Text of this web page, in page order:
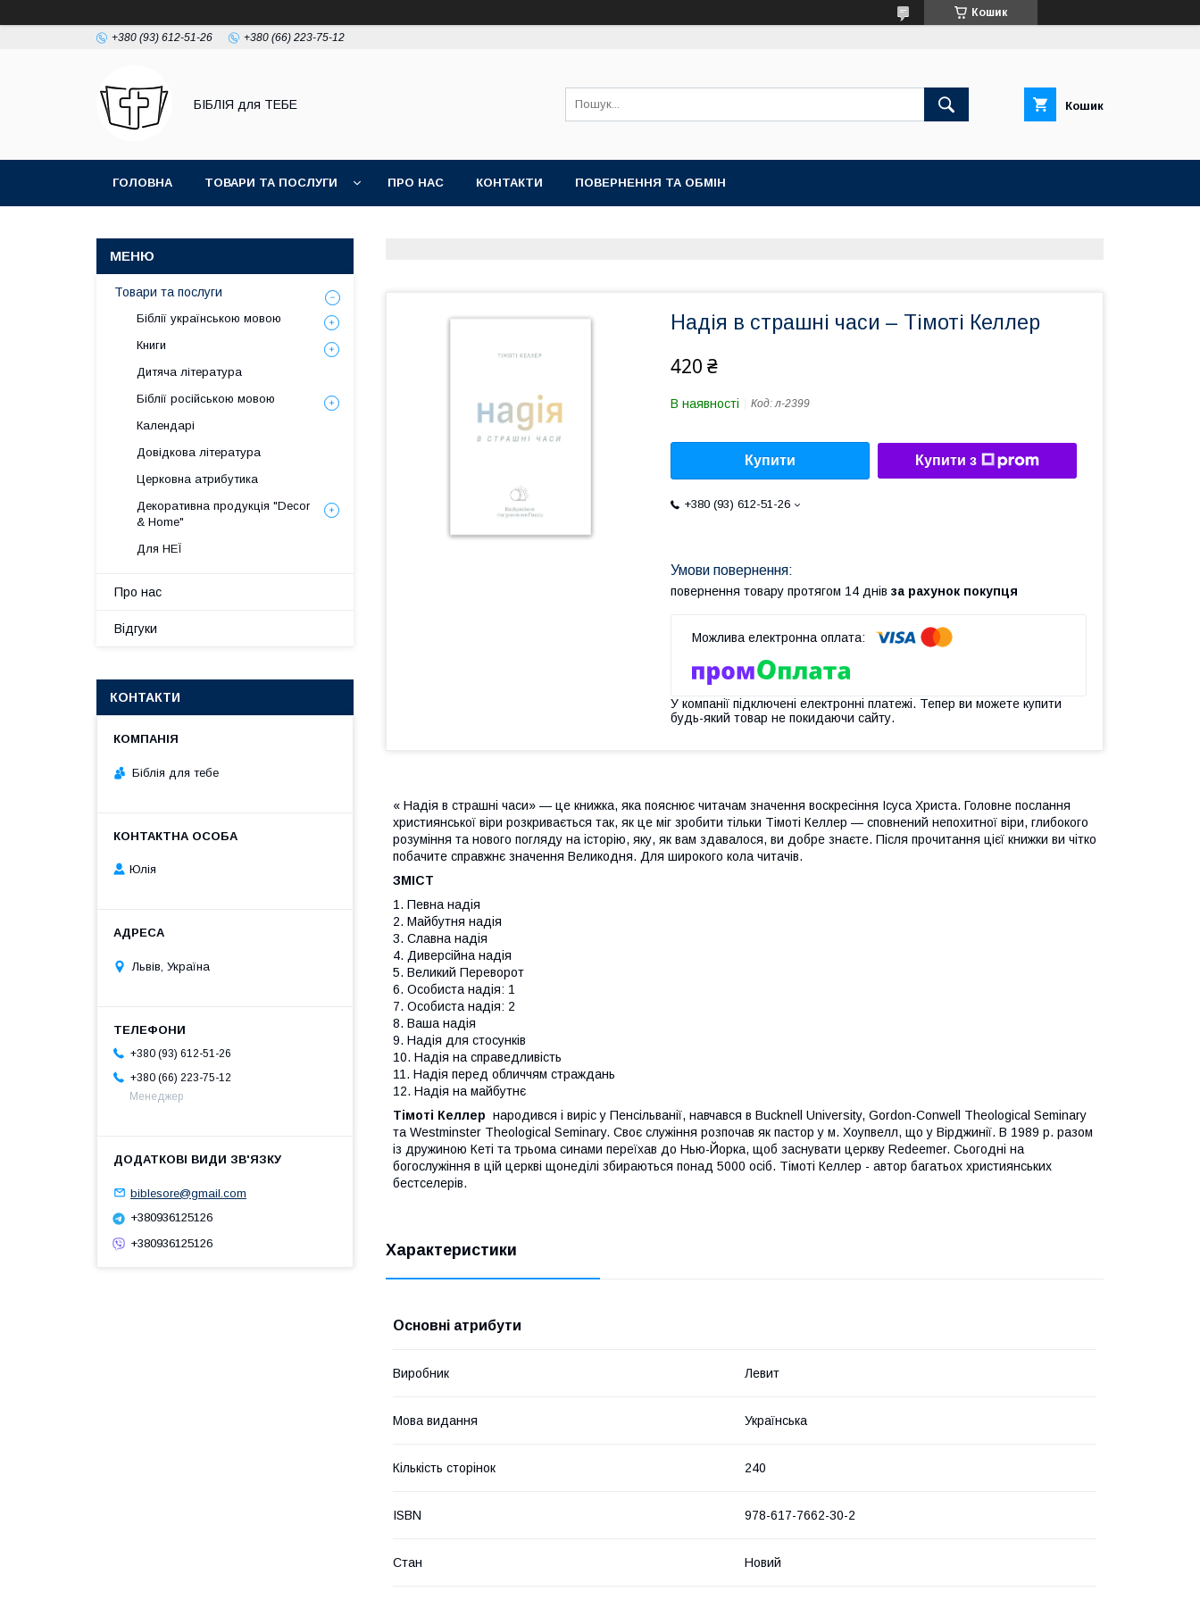
Кошик
+380 (93) 612-51-26 +380 (66) 223-75-12
БІБЛІЯ для ТЕБЕ Кошик
ГОЛОВНА ТОВАРИ ТА ПОСЛУГИ ПРО НАС КОНТАКТИ ПОВЕРНЕННЯ ТА ОБМІН
Надія в страшні часи – Тімоті Келлер
420 ₴
В наявності Код:л-2399
Купити Купити з
+380 (93) 612-51-26
повернення товару протягом 14 днів за рахунок покупця
У компанії підключені електронні платежі. Тепер ви можете купити
будь-який товар не покидаючи сайту.
« Надія в страшні часи» — це книжка, яка пояснює читачам значення воскресіння Ісуса Христа. Головне послання
християнської віри розкривається так, як це міг зробити тільки Тімоті Келлер — сповнений непохитної віри, глибокого
розуміння та нового погляду на історію, яку, як вам здавалося, ви добре знаєте. Після прочитання цієї книжки ви чітко
побачите справжнє значення Великодня. Для широкого кола читачів.
ЗМІСТ
1. Певна надія
2. Майбутня надія
3. Славна надія
4. Диверсійна надія
5. Великий Переворот
6. Особиста надія: 1
7. Особиста надія: 2
8. Ваша надія
9. Надія для стосунків
10. Надія на справедливість
11. Надія перед обличчям страждань
12. Надія на майбутнє
Тімоті Келлер народився і виріс у Пенсільванії, навчався в Bucknell University, Gordon-Conwell Theological Seminary
та Westminster Theological Seminary. Своє служіння розпочав як пастор у м. Хоупвелл, що у Вірджинії. В 1989 р. разом
із дружиною Кеті та трьома синами переїхав до Нью-Йорка, щоб заснувати церкву Redeemer. Сьогодні на
богослужіння в цій церкві щонеділі збираються понад 5000 осіб. Тімоті Келлер - автор багатьох християнських
бестселерів.
Характеристики
Основні атрибути
Виробник Левит
Мова видання Українська
Кількість сторінок 240
ISBN 978-617-7662-30-2
Стан Новий
Товари та послуги
Біблії українською мовою
Книги
Дитяча література
Біблії російською мовою
Календарі
Довідкова література
Церковна атрибутика
Декоративна продукція "Decor
& Home"
Для НЕЇ
Про нас
Відгуки
КОНТАКТИ
Біблія для тебе
Юлія
Львів, Україна
+380 (93) 612-51-26
+380 (66) 223-75-12
Менеджер
biblesore@gmail.com
+380936125126
+380936125126